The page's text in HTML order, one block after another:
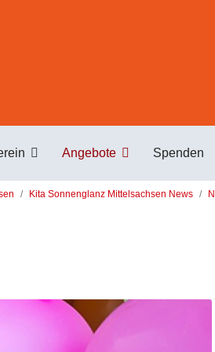
Angebote Spenden
Kita Sonnenglanz Mittelsachsen News